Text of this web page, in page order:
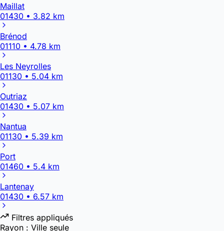
Maillat
01430 • 3.82 km
Brénod
01110 • 4.78 km
Les Neyrolles
01130 • 5.04 km
Outriaz
01430 • 5.07 km
Nantua
01130 • 5.39 km
Port
01460 • 5.4 km
Lantenay
01430 • 6.57 km
Filtres appliqués
Rayon : Ville seule